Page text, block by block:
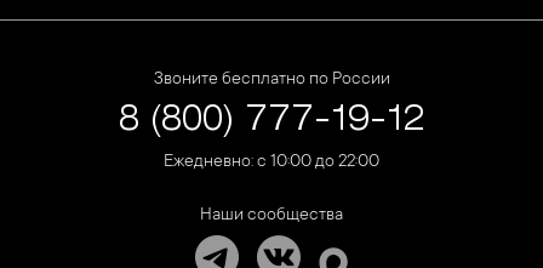
Звоните бесплатно по России
8 (800) 777-19-12
Ежедневно: с 10:00 до 22:00
Наши сообщества